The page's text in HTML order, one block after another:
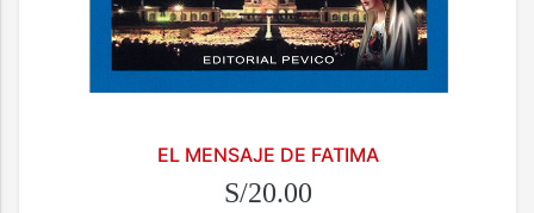
EL MENSAJE DE FATIMA
S/20.00